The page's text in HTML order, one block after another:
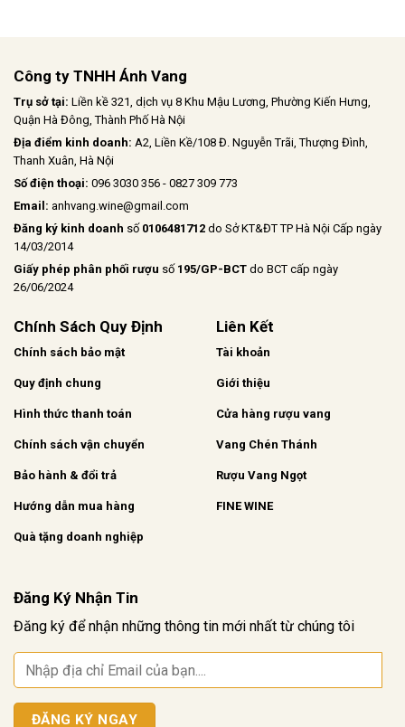
Công ty TNHH Ánh Vang
Trụ sở tại: Liền kề 321, dịch vụ 8 Khu Mậu Lương, Phường Kiến Hưng,
Quận Hà Đông, Thành Phố Hà Nội
Địa điểm kinh doanh: A2, Liền Kề/108 Đ. Nguyễn Trãi, Thượng Đình,
Thanh Xuân, Hà Nội
Số điện thoại: 096 3030 356 - 0827 309 773
Email: anhvang.wine@gmail.com
Đăng ký kinh doanh số 0106481712 do Sở KT&ĐT TP Hà Nội Cấp ngày
14/03/2014
Giấy phép phân phối rượu số 195/GP-BCT do BCT cấp ngày
26/06/2024
Chính Sách Quy Định
Chính sách bảo mật
Quy định chung
Hình thức thanh toán
Chính sách vận chuyển
Bảo hành & đổi trả
Hướng dẫn mua hàng
Quà tặng doanh nghiệp
Liên Kết
Tài khoản
Giới thiệu
Cửa hàng rượu vang
Vang Chén Thánh
Rượu Vang Ngọt
FINE WINE
Đăng Ký Nhận Tin
Đăng ký để nhận những thông tin mới nhất từ chúng tôi